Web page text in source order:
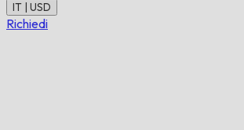
IT | USD
Richiedi